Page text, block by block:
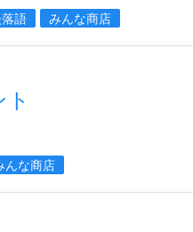
語 みんな商店
んな商店